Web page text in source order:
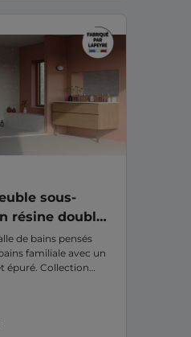
dans notre usine du
sous-
résine double
+ 4 tiroirs
de bains pensés
familiale avec un
épuré. Collection